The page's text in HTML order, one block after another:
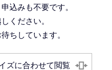
込みも不要です。
ください。
ちしています。
ズに合わせて閲覧